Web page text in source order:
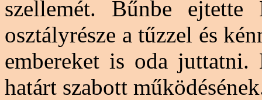
szellemét. Bűnbe
osztályrésze a tűzzel és
embereket is oda
határt szabott